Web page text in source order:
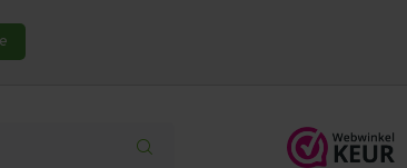
zijn dan gebruikelijk - Bestellingen van het